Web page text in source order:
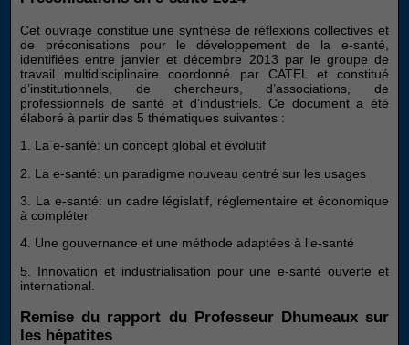
Cet ouvrage constitue une synthèse de réflexions collectives et
de préconisations pour le développement de la e-santé,
identifiées entre janvier et décembre 2013 par le groupe de
travail multidisciplinaire coordonné par CATEL et constitué
d’institutionnels, de chercheurs, d’associations, de
professionnels de santé et d’industriels. Ce document a été
élaboré à partir des 5 thématiques suivantes :
1. La e-santé: un concept global et évolutif
2. La e-santé: un paradigme nouveau centré sur les usages
3. La e-santé: un cadre législatif, réglementaire et économique
à compléter
4. Une gouvernance et une méthode adaptées à l’e-santé
5. Innovation et industrialisation pour une e-santé ouverte et
international.
Remise du rapport du Professeur Dhumeaux sur
les hépatites